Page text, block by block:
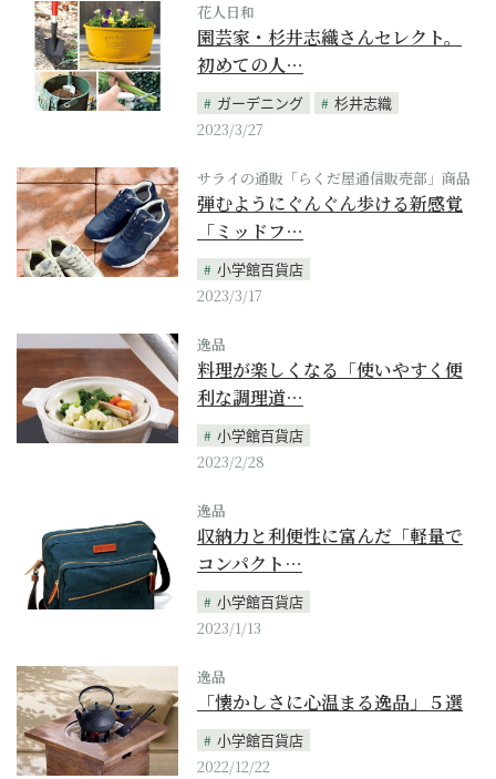
花人日和
園芸家・杉井志織さんセレクト。
初めての人…
ガーデニング
杉井志織
2023/3/27
サライの通販「らくだ屋通信販売部」商品
弾むようにぐんぐん歩ける新感覚
「ミッドフ…
小学館百貨店
2023/3/17
逸品
料理が楽しくなる「使いやすく便
利な調理道…
小学館百貨店
2023/2/28
逸品
収納力と利便性に富んだ「軽量で
コンパクト…
小学館百貨店
2023/1/13
逸品
「懐かしさに心温まる逸品」５選
小学館百貨店
2022/12/22